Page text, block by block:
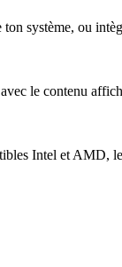
système, ou
le contenu
Intel et AMD,